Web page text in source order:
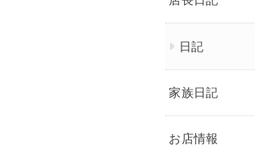
日記
家族日記
お店情報